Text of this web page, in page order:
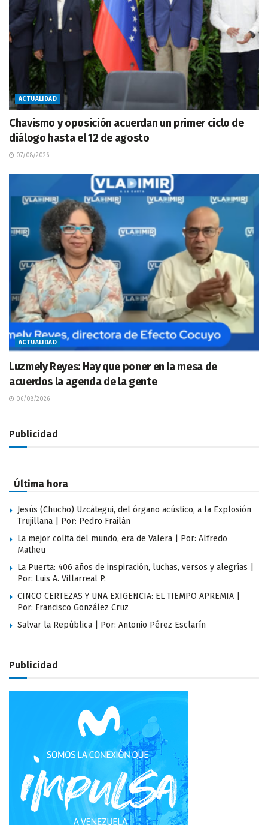
ACTUALIDAD
Chavismo y oposición acuerdan un primer ciclo de
diálogo hasta el 12 de agosto
07/08/2026
ACTUALIDAD
Luzmely Reyes: Hay que poner en la mesa de
acuerdos la agenda de la gente
06/08/2026
Publicidad
Última hora
Jesús (Chucho) Uzcátegui, del órgano acústico, a la Explosión
Trujillana | Por: Pedro Frailán
La mejor colita del mundo, era de Valera | Por: Alfredo
Matheu
La Puerta: 406 años de inspiración, luchas, versos y alegrías |
Por: Luis A. Villarreal P.
CINCO CERTEZAS Y UNA EXIGENCIA: EL TIEMPO APREMIA |
Por: Francisco González Cruz
Salvar la República | Por: Antonio Pérez Esclarín
Publicidad